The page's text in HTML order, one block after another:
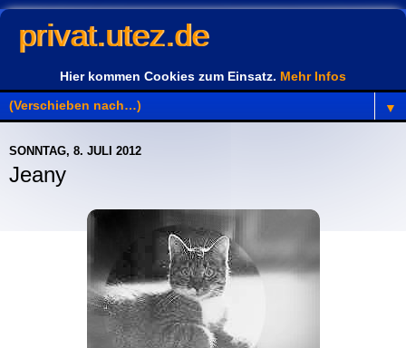
privat.utez.de
Hier kommen Cookies zum Einsatz. Mehr Infos
▼
SONNTAG, 8. JULI 2012
Jeany